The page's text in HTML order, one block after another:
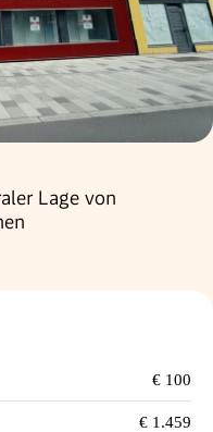
Lage von
€ 100
€ 1.459